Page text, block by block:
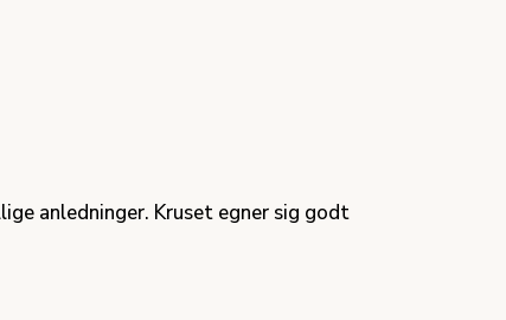
anledninger. Kruset egner sig godt